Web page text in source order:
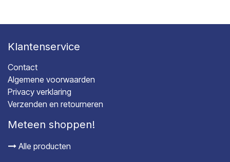
Klantenservice
Contact
Algemene voorwaarden
Privacy verklaring
Verzenden en retourneren
Meteen shoppen!
Alle producten